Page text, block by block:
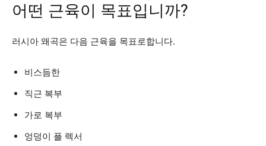
어떤 근육이 목표입니까?
러시아 왜곡은 다음 근육을 목표로합니다.
비스듬한
직근 복부
가로 복부
엉덩이 플 렉서